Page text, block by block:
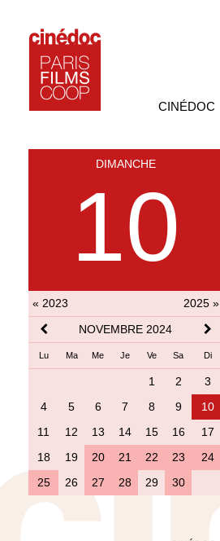
CINÉDOC
DIMANCHE
10
« 2023
2025 »
NOVEMBRE 2024
Lu Ma Me Je Ve Sa Di
1 2
3
4
5 6 7 8 9
10
11
12 13 14 15 16
17
18
19 20 21 22 23
24
25
26 27 28 29 30